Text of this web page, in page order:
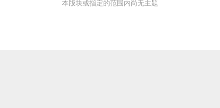
本版块或指定的范围内尚无主题